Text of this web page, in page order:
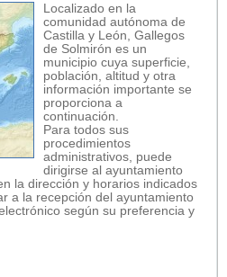
Localizado en la
comunidad autónoma de
Castilla y León, Gallegos
de Solmirón es un
municipio cuya superficie,
población, altitud y otra
información importante se
proporciona a
continuación.
Para todos sus
procedimientos
administrativos, puede
dirigirse al ayuntamiento
la dirección y horarios indicados
a la recepción del ayuntamiento
según su preferencia y